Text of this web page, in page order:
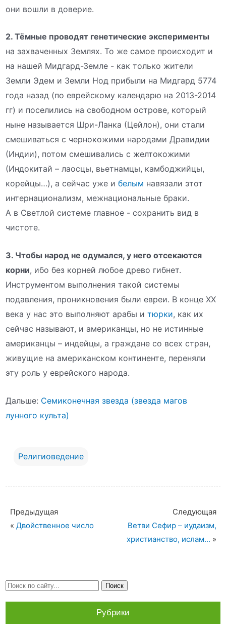
они вошли в доверие.
2. Тёмные проводят генетические эксперименты
на захваченных Землях. То же самое происходит и
на нашей Мидгард-Земле - как только жители
Земли Эдем и Земли Нод прибыли на Мидгард 5774
года назад (по еврейскому календарю на 2013-2014
гг) и поселились на свободном острове, который
ныне называется Шри-Ланка (Цейлон), они стали
смешиваться с чернокожими народами Дравидии
(Индии), потом смешивались с желтокожими
(Индокитай – лаосцы, вьетнамцы, камбоджийцы,
корейцы…), а сейчас уже ибелым навязали этот
интернационализм, межнациональные браки.
А в Светлой системе главное - сохранить вид в
чистоте.
3. Чтобы народ не одумался, у него отсекаются
корни, ибо без корней любое древо гибнет.
Инструментом выполнения такой системы
подавления, проникновения были евреи. В конце ХХ
века у нас это выполняют арабы итюрки, как их
сейчас называют, и американцы, но не истинные
американцы – индейцы, а граждане со всех стран,
живущие на американском континенте, переняли
эту роль у еврейского народа.
Дальше: Семиконечная звезда (звезда магов
лунного культа)
Религиоведение
Предыдущая
«Двойственное число
Следующая
Ветви Сефир – иудаизм,
христианство, ислам... »
Рубрики